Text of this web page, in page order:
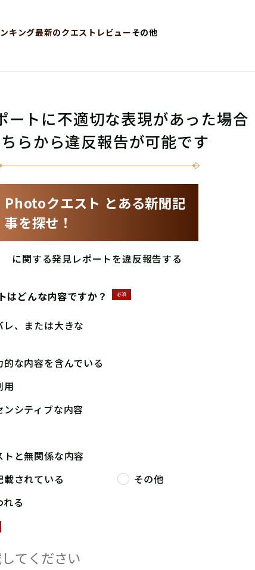
キング最新のクエストレビューその他
ートに不適切な表現があった場合
らから違反報告が可能です
Photoクエスト とある新聞記
事を探せ！
に関する発見レポートを違反報告する
はどんな内容ですか？ 必須
、または大きな
な内容を含んでいる
用
シティブな内容
と無関係な内容
されている
その他
る